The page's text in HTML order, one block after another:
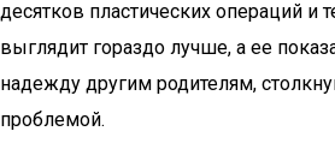
десятков пластических операций и
выглядит гораздо лучше, а ее
надежду другим родителям,
проблемой.